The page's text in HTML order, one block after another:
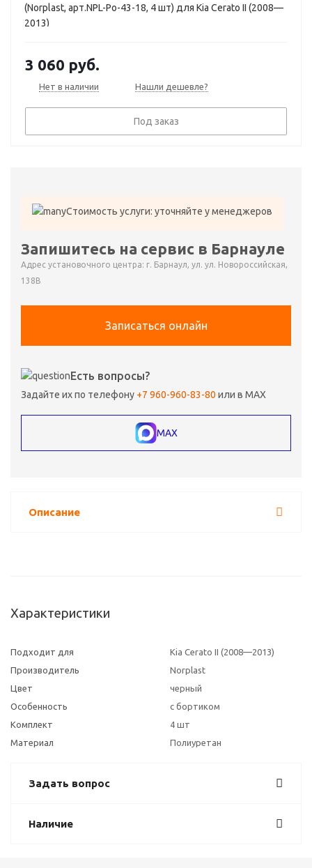
(Norplast, арт.NPL-Po-43-18, 4 шт) для Kia Cerato II (2008—
2013)
3 060 руб.
Нет в наличии Нашли дешевле?
Под заказ
Стоимость услуги: уточняйте у менеджеров
Запишитесь на сервис в Барнауле
Адрес установочного центра: г. Барнаул, ул. ул. Новороссийская,
138В
Записаться онлайн
Есть вопросы?
Задайте их по телефону +7 960-960-83-80 или в MAX
MAX
Описание
Характеристики
Подходит для
Kia Cerato II (2008—2013)
Производитель
Norplast
Цвет
черный
Особенность
с бортиком
Комплект
4 шт
Материал
Полиуретан
Задать вопрос
Наличие